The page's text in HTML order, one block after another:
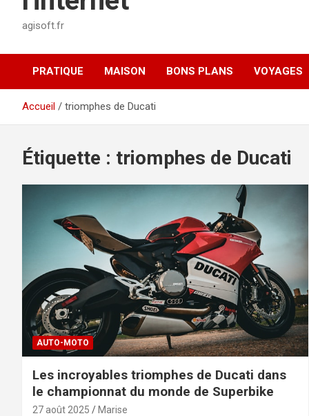
agisoft.fr
PRATIQUE MAISON BONS PLANS VOYAGES
Accueil triomphes de Ducati
Étiquette : triomphes de Ducati
AUTO-MOTO
Les incroyables triomphes de Ducati dans
le championnat du monde de Superbike
27 août 2025 Marise